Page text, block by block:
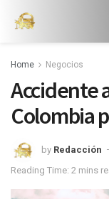
Home Negocios
Accidente
Colombia
by Redacción
Reading Time: 2 mins